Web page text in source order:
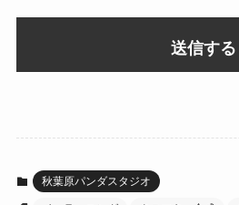
秋葉原パンダスタジオ